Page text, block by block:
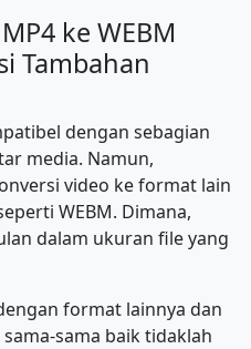
ke WEBM
Tambahan
dengan sebagian
media. Namun,
video ke format lain
WEBM. Dimana,
dalam ukuran file yang
format lainnya dan
sama baik tidaklah